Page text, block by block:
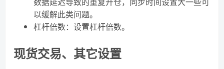
以缓解此类问题。
杠杆倍数：设置杠杆倍数。
现货交易、其它设置